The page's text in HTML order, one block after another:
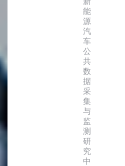
能
源
汽
车
公
共
数
据
采
集
与
监
测
研
究
中